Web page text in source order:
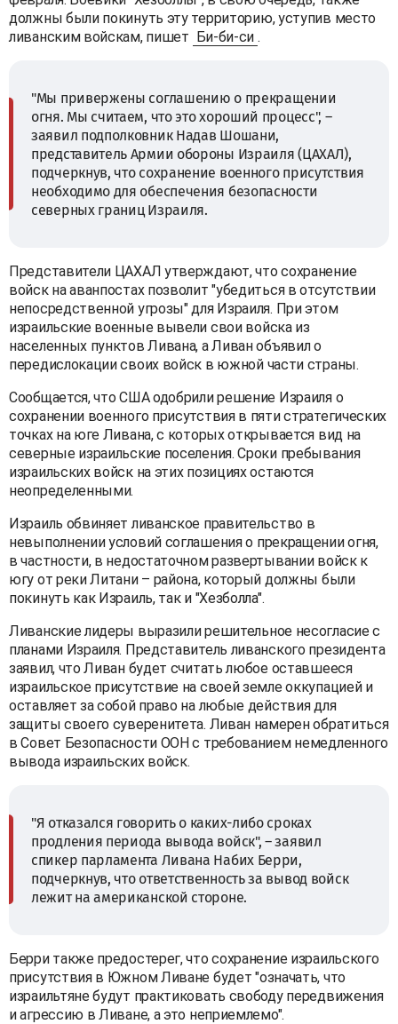
должны были покинуть эту территорию, уступив место
ливанским войскам, пишет Би-би-си .
"Мы привержены соглашению о прекращении
огня. Мы считаем, что это хороший процесс", –
заявил подполковник Надав Шошани,
представитель Армии обороны Израиля (ЦАХАЛ),
подчеркнув, что сохранение военного присутствия
необходимо для обеспечения безопасности
северных границ Израиля.
Представители ЦАХАЛ утверждают, что сохранение
войск на аванпостах позволит "убедиться в отсутствии
непосредственной угрозы" для Израиля. При этом
израильские военные вывели свои войска из
населенных пунктов Ливана, а Ливан объявил о
передислокации своих войск в южной части страны.
Сообщается, что США одобрили решение Израиля о
сохранении военного присутствия в пяти стратегических
точках на юге Ливана, с которых открывается вид на
северные израильские поселения. Сроки пребывания
израильских войск на этих позициях остаются
неопределенными.
Израиль обвиняет ливанское правительство в
невыполнении условий соглашения о прекращении огня,
в частности, в недостаточном развертывании войск к
югу от реки Литани – района, который должны были
покинуть как Израиль, так и "Хезболла".
Ливанские лидеры выразили решительное несогласие с
планами Израиля. Представитель ливанского президента
заявил, что Ливан будет считать любое оставшееся
израильское присутствие на своей земле оккупацией и
оставляет за собой право на любые действия для
защиты своего суверенитета. Ливан намерен обратиться
в Совет Безопасности ООН с требованием немедленного
вывода израильских войск.
"Я отказался говорить о каких-либо сроках
продления периода вывода войск", – заявил
спикер парламента Ливана Набих Берри,
подчеркнув, что ответственность за вывод войск
лежит на американской стороне.
Берри также предостерег, что сохранение израильского
присутствия в Южном Ливане будет "означать, что
израильтяне будут практиковать свободу передвижения
и агрессию в Ливане, а это неприемлемо".